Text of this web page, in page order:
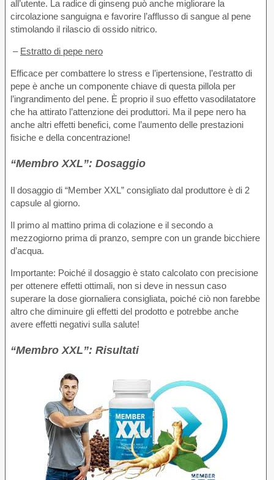
all’utente. La radice di ginseng può anche migliorare la
circolazione sanguigna e favorire l’afflusso di sangue al pene
stimolando il rilascio di ossido nitrico.
– Estratto di pepe nero
Efficace per combattere lo stress e l’ipertensione, l’estratto di
pepe è anche un componente chiave di questa pillola per
l’ingrandimento del pene. È proprio il suo effetto vasodilatatore
che ha attirato l’attenzione dei produttori. Ma il pepe nero ha
anche altri effetti benefici, come l’aumento delle prestazioni
fisiche e della concentrazione!
“Membro XXL”: Dosaggio
Il dosaggio di “Member XXL” consigliato dal produttore è di 2
capsule al giorno.
Il primo al mattino prima di colazione e il secondo a
mezzogiorno prima di pranzo, sempre con un grande bicchiere
d’acqua.
Importante: Poiché il dosaggio è stato calcolato con precisione
per ottenere effetti ottimali, non si deve in nessun caso
superare la dose giornaliera consigliata, poiché ciò non farebbe
altro che diminuire gli effetti del prodotto e potrebbe anche
avere effetti negativi sulla salute!
“Membro XXL”: Risultati